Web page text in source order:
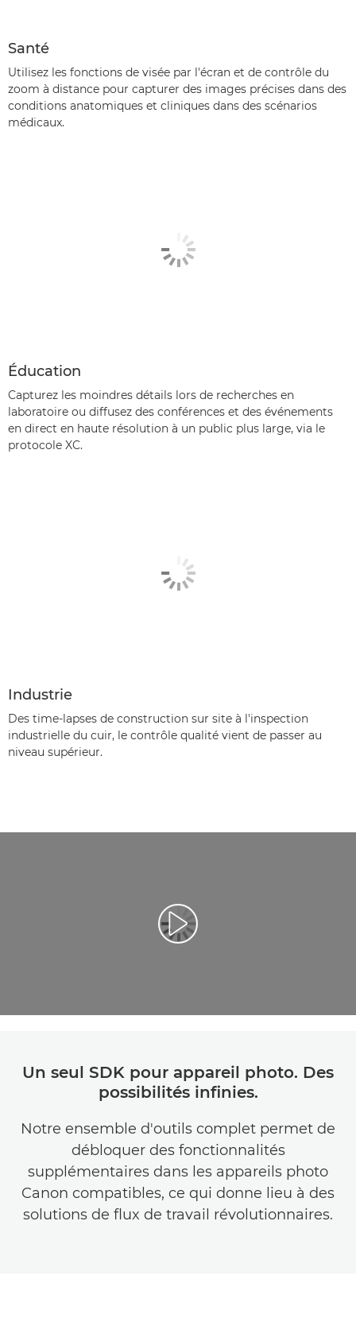
Santé
Utilisez les fonctions de visée par l'écran et de contrôle du
zoom à distance pour capturer des images précises dans des
conditions anatomiques et cliniques dans des scénarios
médicaux.
Éducation
Capturez les moindres détails lors de recherches en
laboratoire ou diffusez des conférences et des événements
en direct en haute résolution à un public plus large, via le
protocole XC.
Industrie
Des time-lapses de construction sur site à l'inspection
industrielle du cuir, le contrôle qualité vient de passer au
niveau supérieur.
Lancer la vidéo
Un seul SDK pour appareil photo. Des
possibilités infinies.
Notre ensemble d'outils complet permet de
débloquer des fonctionnalités
supplémentaires dans les appareils photo
Canon compatibles, ce qui donne lieu à des
solutions de flux de travail révolutionnaires.